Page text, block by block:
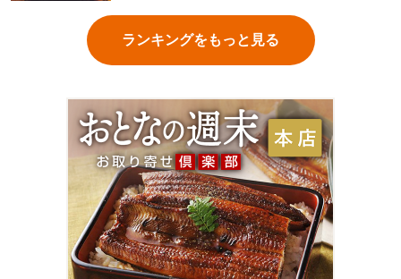
ランキングをもっと見る